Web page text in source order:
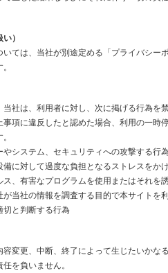
）
ては、当社が別途定める「プライバシー
社は、利用者に対し、次に掲げる行為を禁
事項に違反したと認めた場合、利用の一時
やシステム、セキュリティへの攻撃する行
備に対して過度な負担となるストレスをか
ス、有害なプログラムを使用またはそれを
が当社の情報を調査する目的で本サイトを
切と判断する行為
容変更、中断、終了によって生じたいか
を負いません。